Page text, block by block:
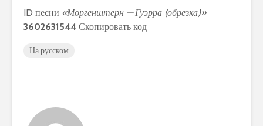
ID песни «Моргенштерн — Гуэрра (обрезка)»
3602631544 Скопировать код
На русском